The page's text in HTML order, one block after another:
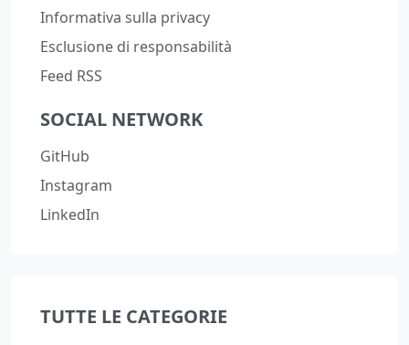
Informativa sulla privacy
Esclusione di responsabilità
Feed RSS
SOCIAL NETWORK
GitHub
Instagram
LinkedIn
TUTTE LE CATEGORIE